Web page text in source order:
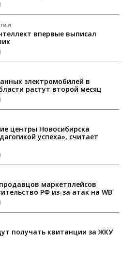
впервые выписал
электромобилей в
растут второй месяц
центры Новосибирска
успеха», считает
маркетплейсов
РФ из-за атак на WB
получать квитанции за ЖКУ